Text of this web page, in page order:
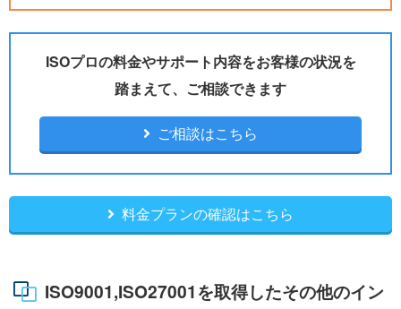
ISOプロの料金やサポート内容をお客様の状況を
踏まえて、ご相談できます
ご相談はこちら
料金プランの確認はこちら
ISO9001,ISO27001を取得したその他のイン